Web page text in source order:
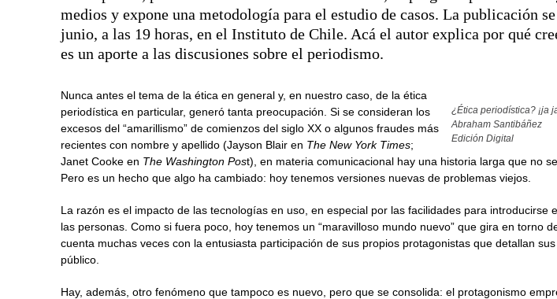
medios y expone una metodología para el estudio de casos. La publicación
junio, a las 19 horas, en el Instituto de Chile. Acá el autor explica por qué
es un aporte a las discusiones sobre el periodismo.
¿Ética periodística? ¡ja
Abraham Santibáñez
Edición Digital
Nunca antes el tema de la ética en general y, en nuestro caso, de la ética
periodística en particular, generó tanta preocupación. Si se consideran los
excesos del “amarillismo” de comienzos del siglo XX o algunos fraudes más
recientes con nombre y apellido (Jayson Blair en The New York Times;
Janet Cooke en The Washington Post), en materia comunicacional hay una historia larga que no
Pero es un hecho que algo ha cambiado: hoy tenemos versiones nuevas de problemas viejos.
La razón es el impacto de las tecnologías en uso, en especial por las facilidades para introducirse
las personas. Como si fuera poco, hoy tenemos un “maravilloso mundo nuevo” que gira en torno
cuenta muchas veces con la entusiasta participación de sus propios protagonistas que detallan
público.
Hay, además, otro fenómeno que tampoco es nuevo, pero que se consolida: el protagonismo